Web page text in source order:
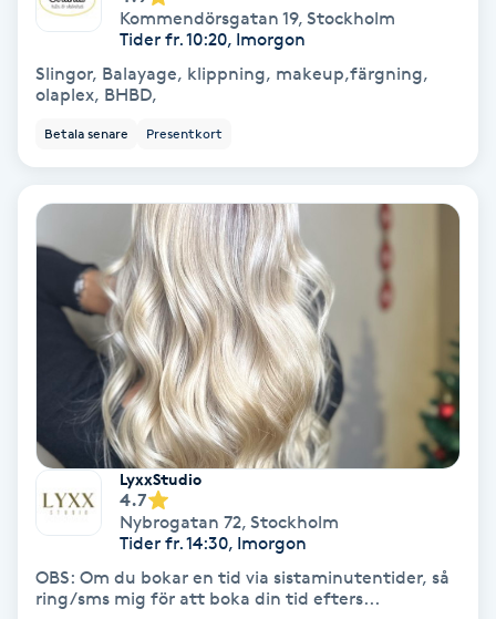
Damklippning
Dermapen
Diamantslipning
Enzympeeling
Extensions
Extensions borttagning
Eyeliner-tatuering
Kommendörsgatan 19, Stockholm
Tider fr. 10:20, Imorgon
Slingor, Balayage, klippning, makeup,färgning,
olaplex, BHBD,
Betala senare Presentkort
LyxxStudio
4.7
Nybrogatan 72, Stockholm
Tider fr. 14:30, Imorgon
OBS: Om du bokar en tid via sistaminutentider, så
ring/sms mig för att boka din tid efters...